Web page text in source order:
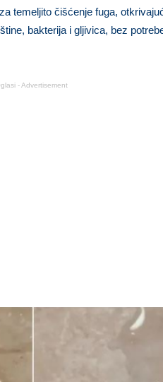
temeljito čišćenje fuga,
bakterija i gljivica, bez
- Advertisement